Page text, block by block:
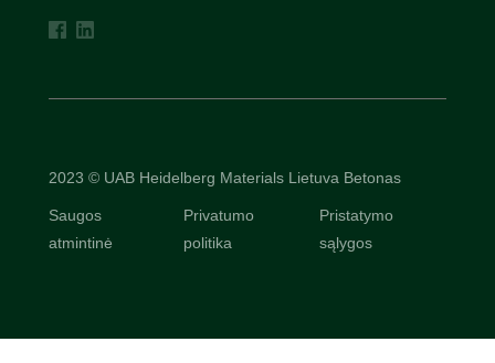
2023 © UAB Heidelberg Materials Lietuva Betonas
Saugos
atmintinė
Privatumo
politika
Pristatymo
sąlygos